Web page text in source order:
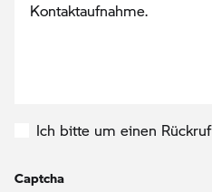
Ich bitte um einen Rückruf
Captcha